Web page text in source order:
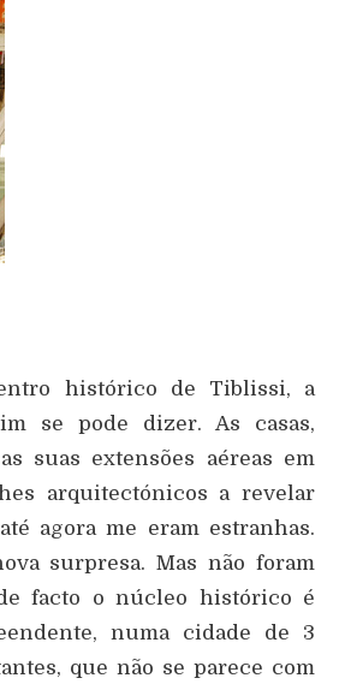
histórico de Tiblissi, a
se pode dizer. As casas,
suas extensões aéreas em
arquitectónicos a revelar
agora me eram estranhas.
surpresa. Mas não foram
facto o núcleo histórico é
numa cidade de 3
que não se parece com